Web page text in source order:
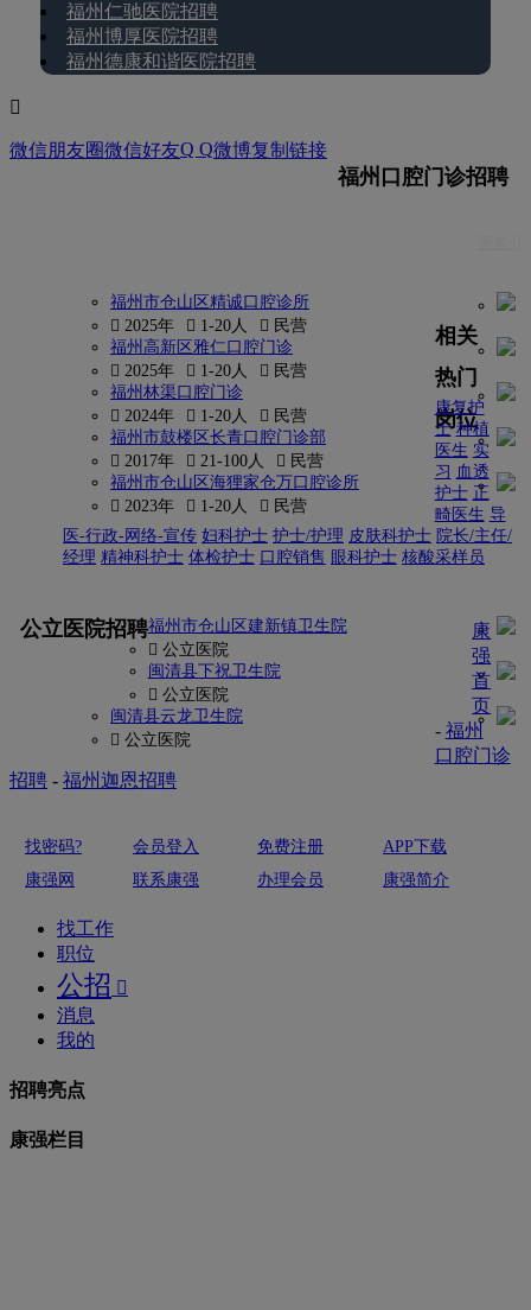
福州仁驰医院招聘
福州博厚医院招聘
福州德康和谐医院招聘

微信朋友圈微信好友Q Q微博复制链接
福州口腔门诊招聘
福州市仓山区精诚口腔诊所
 2025年
 1-20人
 民营
福州高新区雅仁口腔门诊
 2025年
 1-20人
 民营
福州林渠口腔门诊
 2024年
 1-20人
 民营
福州市鼓楼区长青口腔门诊部
 2017年
 21-100人
 民营
福州市仓山区海狸家仓万口腔诊所
 2023年
 1-20人  民营
相关
热门
岗位
康复护
士 种植
医生 实
习 血透
护士 正
畸医生 导
医-行政-网络-宣传 妇科护士 护士/护理 皮肤科护士 院长/主任/
经理 精神科护士 体检护士 口腔销售 眼科护士 核酸采样员
公立医院招聘福州市仓山区建新镇卫生院
 公立医院
闽清县下祝卫生院
 公立医院
闽清县云龙卫生院
 公立医院
康
强
首
页
- 福州
口腔门诊
招聘 - 福州迦恩招聘
找密码? 会员登入 免费注册
APP下载
康强网
联系康强 办理会员 康强简介
找工作
职位
公招 
消息
我的
招聘亮点
康强栏目